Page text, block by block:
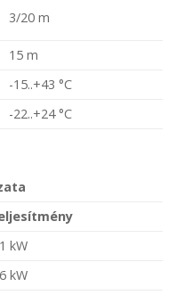
3/20 m
15 m
-15..+43 °C
-22..+24 °C
kW
kW